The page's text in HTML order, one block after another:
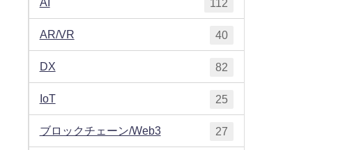
112
AR/VR 40
DX 82
IoT 25
ブロックチェーン/Web3 27